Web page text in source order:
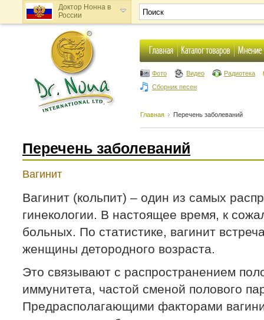
Доктор Нонна в
России
Доктор Нонна в
Украине
Фото Видео
Радиотека
Сборник песен
Главная Перечень заболеваний
Перечень заболеваний
Вагинит
Вагинит (кольпит) – один из самых
гинекологии. В настоящее время, к
больных. По статистике, вагинит
женщины детородного возраста.
Это связывают с распространением
иммунитета, частой сменой полового
Предрасполагающими факторами